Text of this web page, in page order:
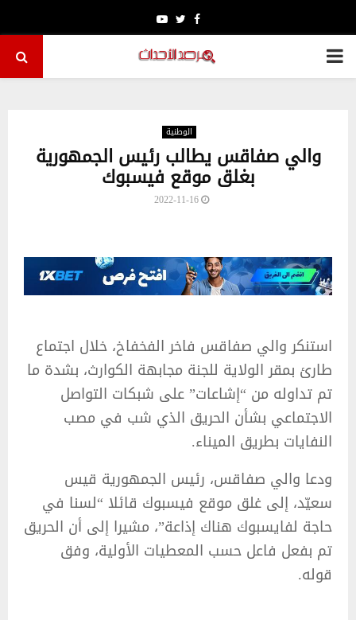
Facebook
Twitter
Youtube
PRIMARY
الوطنية
والي صفاقس يطالب رئيس الجمهورية
بغلق موقع فيسبوك
2022-11-16
استنكر والي صفاقس فاخر الفخفاخ، خلال اجتماع
طارئ بمقر الولاية للجنة مجابهة الكوارث، بشدة ما
تم تداوله من “إشاعات” على شبكات التواصل
الاجتماعي بشأن الحريق الذي شب في مصب
النفايات بطريق الميناء.
ودعا والي صفاقس، رئيس الجمهورية قيس
سعيّد، إلى غلق موقع فيسبوك قائلا “لسنا في
حاجة لفايسبوك هناك إذاعة”، مشيرا إلى أن الحريق
تم بفعل فاعل حسب المعطيات الأولية، وفق
قوله.